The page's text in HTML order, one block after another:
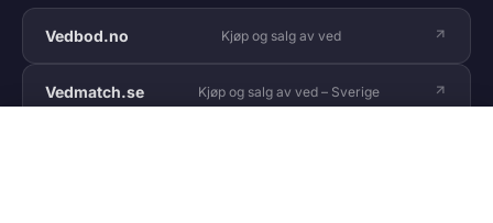
Vedbod.no Kjøp og salg av ved
Vedmatch.se Kjøp og salg av ved – Sverige